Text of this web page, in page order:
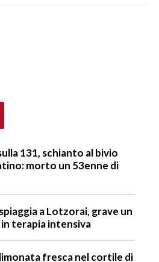
131, schianto al bivio
morto un 53enne di
a Lotzorai, grave un
in terapia intensiva
fresca nel cortile di